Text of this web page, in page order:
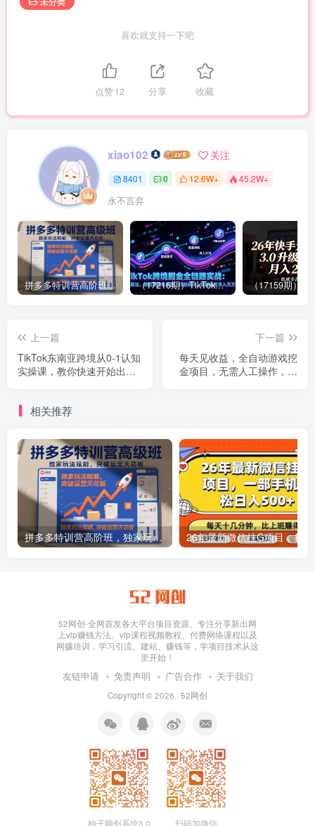
喜欢就支持一下吧
点赞12 分享 收藏
xiao102 关注
8401 0 12.6W+ 45.2W+
永不言弃
拼多多特训营高阶班，独家玩法赋能，突破运营天花板（更新26年1月） （17216期）TikTok跨境掘金全链路实战：从算法、选品到团队管理，打通闭环，实现稳定月入万刀
上一篇
TikTok东南亚跨境从0-1认知
实操课，教你快速开始出海
下一篇
每天见收益，全自动游戏挖
金项目，无需人工操作，轻
相关推荐
拼多多特训营高阶班，独家玩法赋能，突破运营天花板（更新26年1月）
52网创-全网首发各大平台项目资源、专注分享新出网
上vip赚钱方法、vip课程视频教程、付费网络课程以及
网赚培训，学习引流、建站、赚钱等，学项目技术从这
里开始！
友链申请 免责声明 广告合作 关于我们
Copyright © 2026 · 52网创
柚子网创系统3.0 扫码加微信